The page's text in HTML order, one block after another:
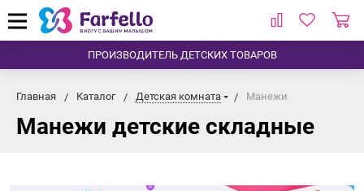
ПРОИЗВОДИТЕЛЬ ДЕТСКИХ ТОВАРОВ
Главная Каталог Детская комната Манежи
Манежи детские складные